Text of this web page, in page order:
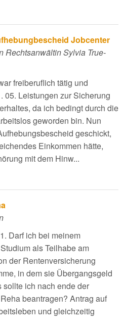
Jobcenter
Rechtsanwältin Sylvia True-
freiberuflich tätig und
05. Leistungen zur Sicherung
da ich bedingt durch die
geworden bin. Nun
geschickt,
Einkommen hätte,
mit dem Hinw...
Darf ich bei meinem
als Teilhabe am
der Rentenversicherung
in dem sie Übergangsgeld
sollte ich nach ende der
beantragen? Antrag auf
und gleichzeitig